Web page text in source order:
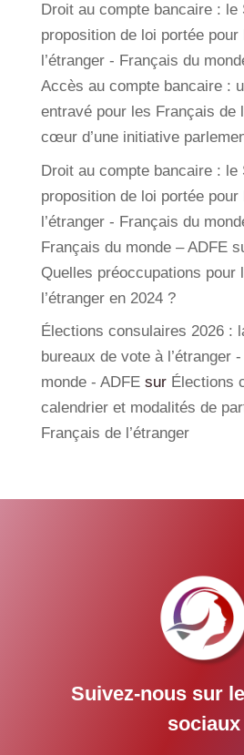
Droit au compte bancaire : le
proposition de loi portée
l’étranger - Français du
Accès au compte bancaire :
entravé pour les Français de
cœur d’une initiative
Droit au compte bancaire : le
proposition de loi portée
l’étranger - Français du
Français du monde – ADFE
Quelles préoccupations pour
l’étranger en 2024 ?
Élections consulaires 2026 :
bureaux de vote à l’étranger
monde - ADFEsur Élections
calendrier et modalités de
Français de l’étranger
Suivez-nous sur
sociaux